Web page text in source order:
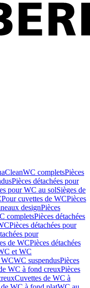
WC completsPièces
Pièces détachées pour
pour WC au solSièges de
Pour cuvettes de WCPièces
designPièces
completsPièces détachées
Pièces détachées pour
pour
de WCPièces détachées
et WC
WCWC suspendusPièces
WC à fond creuxPièces
Cuvettes de WC à